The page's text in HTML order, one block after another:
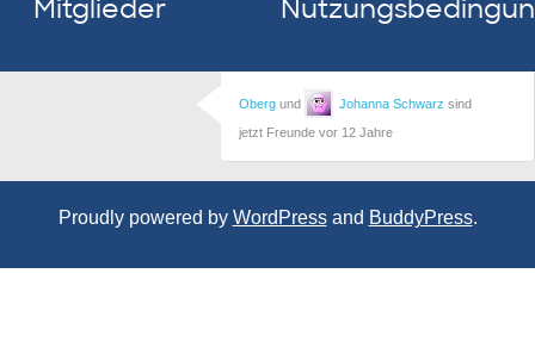
Mitglieder
Oberg und Johanna Schwarz sind
jetzt Freunde vor 12 Jahre
Proudly powered by WordPressand BuddyPress.